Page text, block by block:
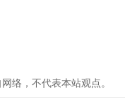
络，不代表本站观点。